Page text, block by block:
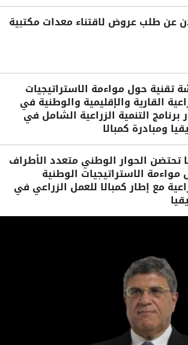
عن طلب عروض لاقتناء معدات مكتبية
تقنية حول مواءمة الاستراتيجيات
القارية والإقليمية والوطنية في
برنامج التنمية الزراعية الشامل في
ومبادرة كمبالا
تحتضن الحوار الوطني متعدد الأطراف
مواءمة الاستراتيجيات الوطنية
مع إطار كمبالا للعمل الزراعي في